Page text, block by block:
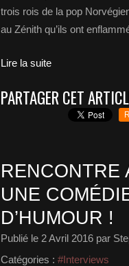
trois rois de la pop
au Zénith qu’ils ont
Lire la suite
PARTAGER CET
RENCONTRE
UNE
D’HUMOUR !
Publié le 2 Avril 2016 par
Catégories : #Interviews